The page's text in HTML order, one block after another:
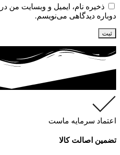
ذخیره نام، ایمیل و وبسایت من
دوباره دیدگاهی می‌نویسم.
اعتماد سرمایه ماست
تضمین اصالت کالا